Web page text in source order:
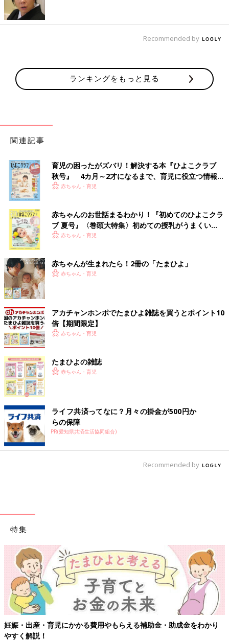
Recommended by
ランキングをもっと見る
関連記事
育児の困ったがズバリ！解決する本『ひよこクラブ
秋号』 4カ月～2才になるまで、育児に役立つ情報が
いっぱい！
赤ちゃん・育児
赤ちゃんのお世話まるわかり！『初めてのひよこクラ
ブ 夏号』〈巻頭大特集〉初めての授乳がうまくい
く！ おっぱい・ミルクの基本と夏のトラブル 解決テ
赤ちゃん・育児
赤ちゃんが生まれたら！2冊の「たまひよ」
赤ちゃん・育児
アカチャンホンポでたまひよ雑誌を買うとポイント10
倍【期間限定】
赤ちゃん・育児
たまひよの雑誌
赤ちゃん・育児
ライフ共済ってなに？月々の掛金が500円か
らの保障
PR(愛知県共済生活協同組合)
Recommended by
特集
【ワクチン接種できるものも】妊婦の感染症対策、知っておいて！